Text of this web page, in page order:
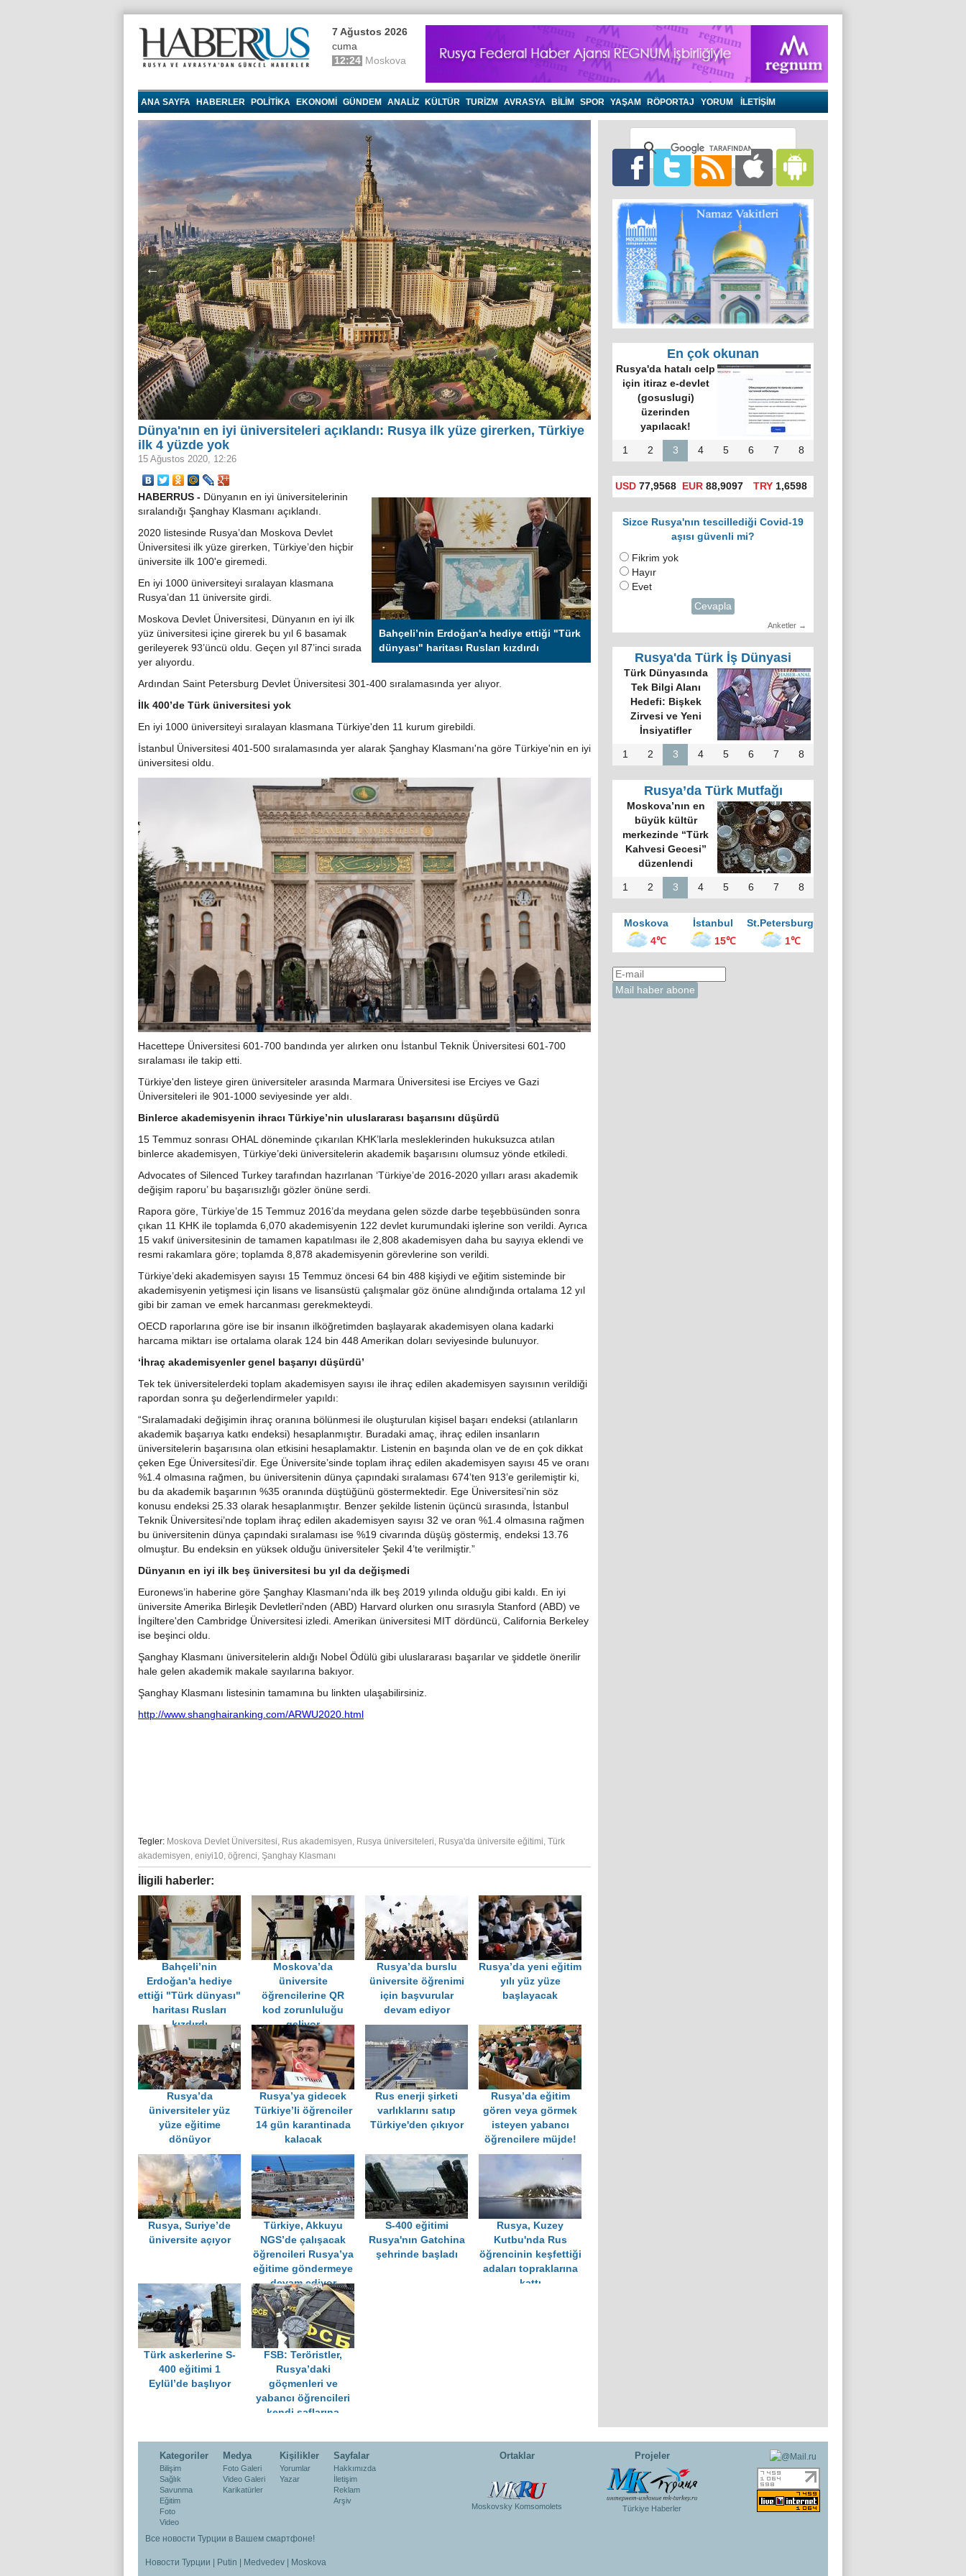
7 Ağustos 2026
cuma
12:24 Moskova
ANA SAYFA HABERLER POLITIKA EKONOMI GÜNDEM ANALIZ KÜLTÜR TURIZM AVRASYA BILIM SPOR YAŞAM RÖPORTAJ YORUM İLETİŞİM
← →
Dünya'nın en iyi üniversiteleri açıklandı: Rusya ilk yüze girerken, Türkiye
ilk 4 yüzde yok
15 Ağustos 2020, 12:26
Bahçeli’nin Erdoğan'a hediye ettiği "Türk
dünyası" haritası Rusları kızdırdı
HABERRUS - Dünyanın en iyi üniversitelerinin
sıralandığı Şanghay Klasmanı açıklandı.
2020 listesinde Rusya’dan Moskova Devlet
Üniversitesi ilk yüze girerken, Türkiye’den hiçbir
üniversite ilk 100'e giremedi.
En iyi 1000 üniversiteyi sıralayan klasmana
Rusya’dan 11 üniversite girdi.
Moskova Devlet Üniversitesi, Dünyanın en iyi ilk
yüz üniversitesi içine girerek bu yıl 6 basamak
gerileyerek 93’üncü oldu. Geçen yıl 87’inci sırada
yer alıyordu.
Ardından Saint Petersburg Devlet Üniversitesi 301-400 sıralamasında yer alıyor.
İlk 400’de Türk üniversitesi yok
En iyi 1000 üniversiteyi sıralayan klasmana Türkiye'den 11 kurum girebildi.
İstanbul Üniversitesi 401-500 sıralamasında yer alarak Şanghay Klasmanı'na göre Türkiye'nin en iyi
üniversitesi oldu.
Hacettepe Üniversitesi 601-700 bandında yer alırken onu İstanbul Teknik Üniversitesi 601-700
sıralaması ile takip etti.
Türkiye'den listeye giren üniversiteler arasında Marmara Üniversitesi ise Erciyes ve Gazi
Üniversiteleri ile 901-1000 seviyesinde yer aldı.
Binlerce akademisyenin ihracı Türkiye’nin uluslararası başarısını düşürdü
15 Temmuz sonrası OHAL döneminde çıkarılan KHK’larla mesleklerinden hukuksuzca atılan
binlerce akademisyen, Türkiye’deki üniversitelerin akademik başarısını olumsuz yönde etkiledi.
Advocates of Silenced Turkey tarafından hazırlanan ‘Türkiye’de 2016-2020 yılları arası akademik
değişim raporu’ bu başarısızlığı gözler önüne serdi.
Rapora göre, Türkiye’de 15 Temmuz 2016’da meydana gelen sözde darbe teşebbüsünden sonra
çıkan 11 KHK ile toplamda 6,070 akademisyenin 122 devlet kurumundaki işlerine son verildi. Ayrıca
15 vakıf üniversitesinin de tamamen kapatılması ile 2,808 akademisyen daha bu sayıya eklendi ve
resmi rakamlara göre; toplamda 8,878 akademisyenin görevlerine son verildi.
Türkiye’deki akademisyen sayısı 15 Temmuz öncesi 64 bin 488 kişiydi ve eğitim sisteminde bir
akademisyenin yetişmesi için lisans ve lisansüstü çalışmalar göz önüne alındığında ortalama 12 yıl
gibi bir zaman ve emek harcanması gerekmekteydi.
OECD raporlarına göre ise bir insanın ilköğretimden başlayarak akademisyen olana kadarki
harcama miktarı ise ortalama olarak 124 bin 448 Amerikan doları seviyesinde bulunuyor.
‘İhraç akademisyenler genel başarıyı düşürdü’
Tek tek üniversitelerdeki toplam akademisyen sayısı ile ihraç edilen akademisyen sayısının verildiği
rapordan sonra şu değerlendirmeler yapıldı:
“Sıralamadaki değişimin ihraç oranına bölünmesi ile oluşturulan kişisel başarı endeksi (atılanların
akademik başarıya katkı endeksi) hesaplanmıştır. Buradaki amaç, ihraç edilen insanların
üniversitelerin başarısına olan etkisini hesaplamaktır. Listenin en başında olan ve de en çok dikkat
çeken Ege Üniversitesi’dir. Ege Üniversite’sinde toplam ihraç edilen akademisyen sayısı 45 ve oranı
%1.4 olmasına rağmen, bu üniversitenin dünya çapındaki sıralaması 674’ten 913’e gerilemiştir ki,
bu da akademik başarının %35 oranında düştüğünü göstermektedir. Ege Üniversitesi’nin söz
konusu endeksi 25.33 olarak hesaplanmıştır. Benzer şekilde listenin üçüncü sırasında, İstanbul
Teknik Üniversitesi’nde toplam ihraç edilen akademisyen sayısı 32 ve oran %1.4 olmasına rağmen
bu üniversitenin dünya çapındaki sıralaması ise %19 civarında düşüş göstermiş, endeksi 13.76
olmuştur. Bu endeksin en yüksek olduğu üniversiteler Şekil 4’te verilmiştir.”
Dünyanın en iyi ilk beş üniversitesi bu yıl da değişmedi
Euronews’in haberine göre Şanghay Klasmanı'nda ilk beş 2019 yılında olduğu gibi kaldı. En iyi
üniversite Amerika Birleşik Devletleri'nden (ABD) Harvard olurken onu sırasıyla Stanford (ABD) ve
İngiltere'den Cambridge Üniversitesi izledi. Amerikan üniversitesi MIT dördüncü, California Berkeley
ise beşinci oldu.
Şanghay Klasmanı üniversitelerin aldığı Nobel Ödülü gibi uluslararası başarılar ve şiddetle önerilir
hale gelen akademik makale sayılarına bakıyor.
Şanghay Klasmanı listesinin tamamına bu linkten ulaşabilirsiniz.
http://www.shanghairanking.com/ARWU2020.html
Tegler: Moskova Devlet Üniversitesi, Rus akademisyen, Rusya üniversiteleri, Rusya'da üniversite eğitimi, Türk
akademisyen, eniyi10, öğrenci, Şanghay Klasmanı
İligili haberler:
Bahçeli’nin
Erdoğan'a hediye
ettiği "Türk dünyası"
haritası Rusları
kızdırdı
Moskova’da
üniversite
öğrencilerine QR
kod zorunluluğu
geliyor
Rusya’da burslu
üniversite öğrenimi
için başvurular
devam ediyor
Rusya’da yeni eğitim
yılı yüz yüze
başlayacak
Rusya’da
üniversiteler yüz
yüze eğitime
dönüyor
Rusya’ya gidecek
Türkiye’li öğrenciler
14 gün karantinada
kalacak
Rus enerji şirketi
varlıklarını satıp
Türkiye'den çıkıyor
Rusya’da eğitim
gören veya görmek
isteyen yabancı
öğrencilere müjde!
Rusya, Suriye’de
üniversite açıyor
Türkiye, Akkuyu
NGS’de çalışacak
öğrencileri Rusya’ya
eğitime göndermeye
devam ediyor
S-400 eğitimi
Rusya'nın Gatchina
şehrinde başladı
Rusya, Kuzey
Kutbu'nda Rus
öğrencinin keşfettiği
adaları topraklarına
kattı
Türk askerlerine S-
400 eğitimi 1
Eylül’de başlıyor
FSB: Teröristler,
Rusya’daki
göçmenleri ve
yabancı öğrencileri
kendi saflarına
En çok okunan
Rusya'da hatalı celp
için itiraz e-devlet
(gosuslugi)
üzerinden
yapılacak!
1 2 3 4 5 6 7 8
USD 77,9568 EUR 88,9097 TRY1,6598
Sizce Rusya'nın tescillediği Covid-19
aşısı güvenli mi?
Fikrim yok
Hayır
Evet
Cevapla
Anketler →
Rusya'da Türk İş Dünyasi
Türk Dünyasında
Tek Bilgi Alanı
Hedefi: Bişkek
Zirvesi ve Yeni
İnsiyatifler
1 2 3 4 5 6 7 8
Rusya’da Türk Mutfağı
Moskova’nın en
büyük kültür
merkezinde “Türk
Kahvesi Gecesi”
düzenlendi
1 2 3 4 5 6 7 8
Moskova İstanbul
St.Petersburg
4℃
15℃ 1℃
Kategoriler
Bilişim
Sağlık
Savunma
Eğitim
Foto
Video
Medya
Foto Galeri
Video Galeri
Karikatürler
Kişilikler
Yorumlar
Yazar
Sayfalar
Hakkımızda
İletişim
Reklam
Arşiv
Ortaklar
Moskovsky Komsomolets
Projeler
Türkiye Haberler
Все новости Турции в Вашем смартфоне!
Новости Турции | Putin | Medvedev | Moskova